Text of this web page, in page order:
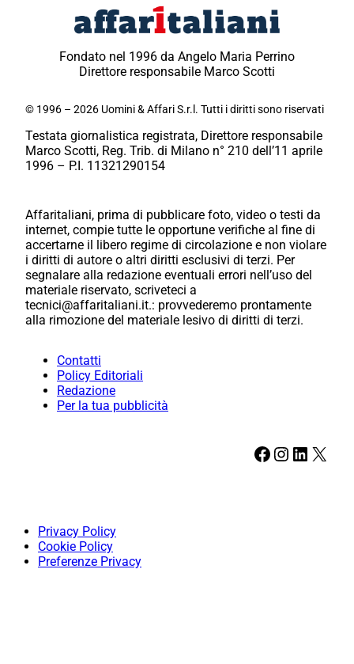
Fondato nel 1996 da Angelo Maria Perrino
Direttore responsabile Marco Scotti
© 1996 – 2026 Uomini & Affari S.r.l. Tutti i diritti sono riservati
Testata giornalistica registrata, Direttore responsabile
Marco Scotti, Reg. Trib. di Milano n° 210 dell’11 aprile
1996 – P.I. 11321290154
Affaritaliani, prima di pubblicare foto, video o testi da
internet, compie tutte le opportune verifiche al fine di
accertarne il libero regime di circolazione e non violare
i diritti di autore o altri diritti esclusivi di terzi. Per
segnalare alla redazione eventuali errori nell’uso del
materiale riservato, scriveteci a
tecnici@affaritaliani.it.: provvederemo prontamente
alla rimozione del materiale lesivo di diritti di terzi.
Contatti
Policy Editoriali
Redazione
Per la tua pubblicità
Facebook Instagram LinkedIn X
Privacy Policy
Cookie Policy
Preferenze Privacy